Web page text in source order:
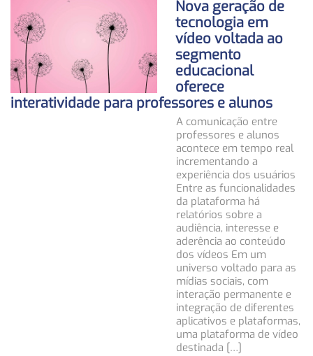
Nova geração de
tecnologia em
vídeo voltada ao
segmento
educacional
oferece
interatividade para professores e alunos
A comunicação entre
professores e alunos
acontece em tempo real
incrementando a
experiência dos usuários
Entre as funcionalidades
da plataforma há
relatórios sobre a
audiência, interesse e
aderência ao conteúdo
dos vídeos Em um
universo voltado para as
mídias sociais, com
interação permanente e
integração de diferentes
aplicativos e plataformas,
uma plataforma de vídeo
destinada […]